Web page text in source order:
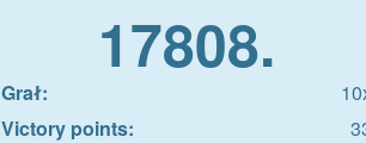
17808.
Grał:
Victory points: